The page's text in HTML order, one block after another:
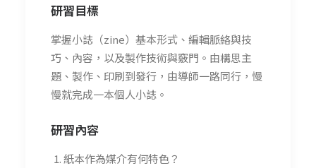
研習目標
掌握小誌（zine）基本形式、編輯脈絡與技
巧、內容，以及製作技術與竅門。由構思主
題、製作、印刷到發行，由導師一路同行，慢
慢就完成一本個人小誌。
研習內容
紙本作為媒介有何特色？